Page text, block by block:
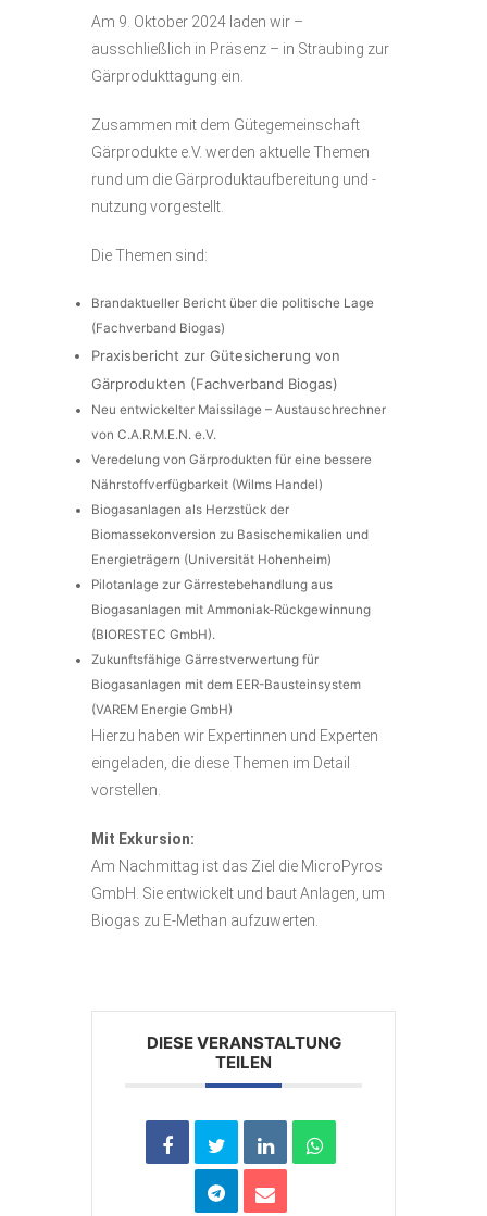
Am 9. Oktober 2024 laden wir –
ausschließlich in Präsenz – in Straubing zur
Gärprodukttagung ein.
Zusammen mit dem Gütegemeinschaft
Gärprodukte e.V. werden aktuelle Themen
rund um die Gärproduktaufbereitung und -
nutzung vorgestellt.
Die Themen sind:
Brandaktueller Bericht über die politische Lage
(Fachverband Biogas)
Praxisbericht zur Gütesicherung von
Gärprodukten (Fachverband Biogas)
Neu entwickelter Maissilage – Austauschrechner
von C.A.R.M.E.N. e.V.
Veredelung von Gärprodukten für eine bessere
Nährstoffverfügbarkeit (Wilms Handel)
Biogasanlagen als Herzstück der
Biomassekonversion zu Basischemikalien und
Energieträgern (Universität Hohenheim)
Pilotanlage zur Gärrestebehandlung aus
Biogasanlagen mit Ammoniak-Rückgewinnung
(BIORESTEC GmbH).
Zukunftsfähige Gärrestverwertung für
Biogasanlagen mit dem EER-Bausteinsystem
(VAREM Energie GmbH)
Hierzu haben wir Expertinnen und Experten
eingeladen, die diese Themen im Detail
vorstellen.
Mit Exkursion:
Am Nachmittag ist das Ziel die MicroPyros
GmbH. Sie entwickelt und baut Anlagen, um
Biogas zu E-Methan aufzuwerten.
DIESE VERANSTALTUNG
TEILEN